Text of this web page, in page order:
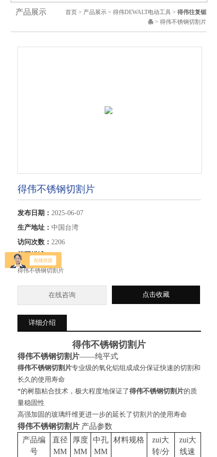
产品展示 首页> 产品展示> 得伟DEWALT电动工具> 得伟往复锯
条> 得伟不锈钢切割片
得伟不锈钢切割片
发布日期： 2025-06-07
生产地址： 中国台湾
访问次数： 2206
简要描述：
得伟不锈钢切割片
在线咨询 点击收藏
详细介绍
得伟不锈钢切割片
得伟不锈钢切割片——纯平式
得伟不锈钢切割片专业级的氧化铝组成成分保证快速的切割和
长久的使用寿命
*的树脂粘合技术，极大程度地保证了得伟不锈钢切割片的质
量稳固性
高强加固的玻璃纤维更进一步的延长了切割片的使用寿命
得伟不锈钢切割片 产品参数
产品编
号
直径
MM
厚度
MM
中孔
MM
材料规格
zui大
转/分
zui大
线速